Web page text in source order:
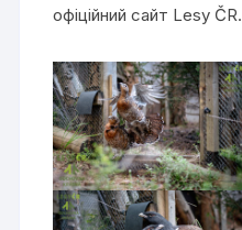
офіційний сайт Lesy ČR.